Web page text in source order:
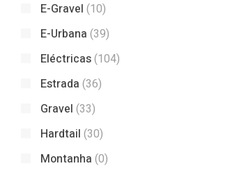
E-Gravel (10)
E-Urbana (39)
Eléctricas(104)
Estrada (36)
Gravel (33)
Hardtail (30)
Montanha (0)